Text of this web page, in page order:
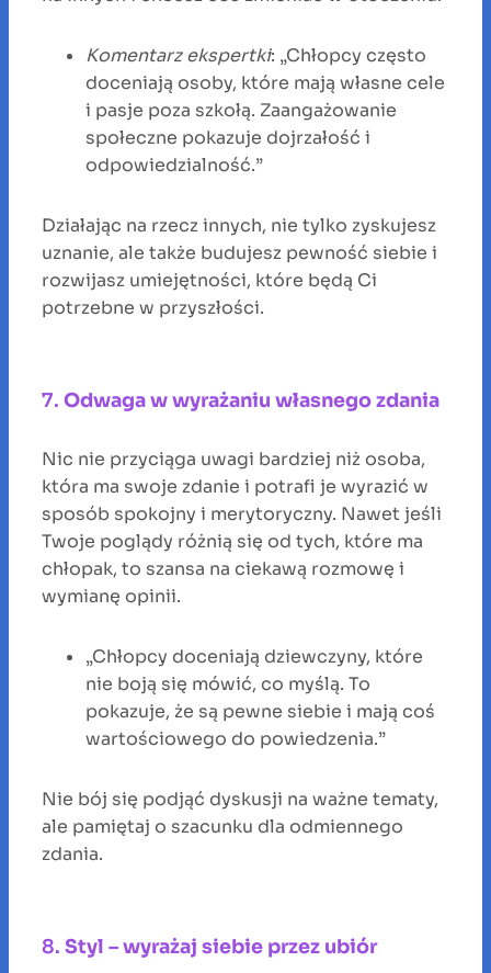
Komentarz ekspertki: „Chłopcy często
doceniają osoby, które mają własne cele
i pasje poza szkołą. Zaangażowanie
społeczne pokazuje dojrzałość i
odpowiedzialność.”
Działając na rzecz innych, nie tylko zyskujesz
uznanie, ale także budujesz pewność siebie i
rozwijasz umiejętności, które będą Ci
potrzebne w przyszłości.
7. Odwaga w wyrażaniu własnego zdania
Nic nie przyciąga uwagi bardziej niż osoba,
która ma swoje zdanie i potrafi je wyrazić w
sposób spokojny i merytoryczny. Nawet jeśli
Twoje poglądy różnią się od tych, które ma
chłopak, to szansa na ciekawą rozmowę i
wymianę opinii.
„Chłopcy doceniają dziewczyny, które
nie boją się mówić, co myślą. To
pokazuje, że są pewne siebie i mają coś
wartościowego do powiedzenia.”
Nie bój się podjąć dyskusji na ważne tematy,
ale pamiętaj o szacunku dla odmiennego
zdania.
8. Styl – wyrażaj siebie przez ubiór